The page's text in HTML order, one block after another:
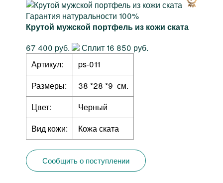
Гарантия натуральности 100%
Крутой мужской портфель из кожи ската
67 400 руб.
Сплит 16 850 руб.
Артикул:
ps-011
Размеры:
38 *28 *9 см.
Цвет:
Черный
Вид кожи:
Кожа ската
Сообщить о поступлении